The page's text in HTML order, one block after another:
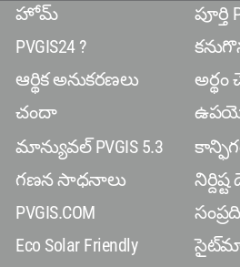
హోమ్
PVGIS24 ?
ఆర్థిక అనుకరణలు
చందా
మాన్యువల్ PVGIS 5.3
గణన సాధనాలు
PVGIS.COM
Eco Solar Friendly
పూర్తి
అర్థం